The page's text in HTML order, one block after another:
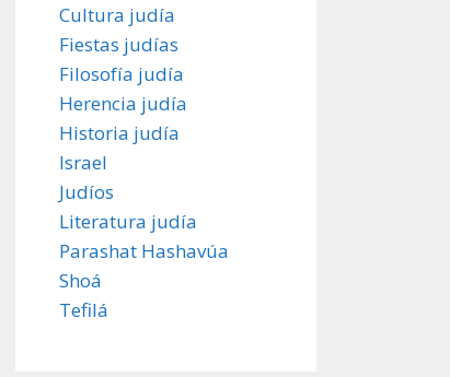
Cultura judía
Fiestas judías
Filosofía judía
Herencia judía
Historia judía
Israel
Judíos
Literatura judía
Parashat Hashavúa
Shoá
Tefilá